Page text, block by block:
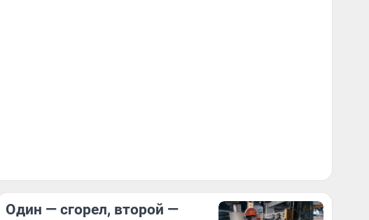
Один — сгорел, второй —